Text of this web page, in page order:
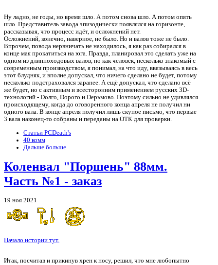
Ну ладно, не годы, но время шло. А потом снова шло. А потом опять
шло. Представитель завода эпизодически появлялся на горизонте,
рассказывая, что процесс идёт, и осложнений нет.
Осложнений, конечно, наверное, не было. Но и валов тоже не было.
Впрочем, повода нервничать не находилось, я как раз собирался в
конце мая прокатиться на юга. Правда, планировал это сделать уже на
одном из длинноходовых валов, но как человек, несколько знакомый с
современным производством, я понимал, на что иду, ввязываясь в весь
этот блудняк, и вполне допускал, что ничего сделано не будет, потому
несколько подстраховался заранее. А ещё допускал, что сделано всё
же будет, но с активным и всесторонним применением русских 3D-
технологий - Dолго, Dорого и Dерьмово. Поэтому сильно не удивлялся
происходящему, когда до оговоренного конца апреля не получил ни
одного вала. В конце апреля получил лишь скупое письмо, что первые
3 вала наконец-то собраны и переданы на ОТК для проверки.
Статьи PCDeath's
40 комм
Дальше больше
Коленвал "Поршень" 88мм.
Часть №1 - заказ
19 ноя 2021
Начало истории тут.
Итак, посчитав и прикинув хрен к носу, решил, что мне любопытно